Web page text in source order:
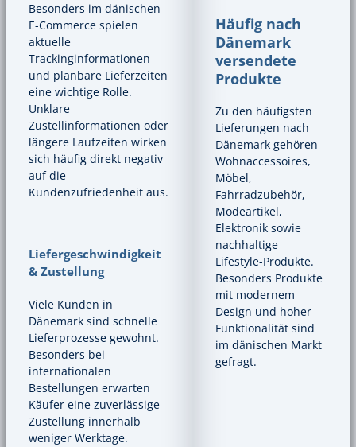
Besonders im dänischen
E-Commerce spielen
aktuelle
Trackinginformationen
und planbare Lieferzeiten
eine wichtige Rolle.
Unklare
Zustellinformationen oder
längere Laufzeiten wirken
sich häufig direkt negativ
auf die
Kundenzufriedenheit aus.
Liefergeschwindigkeit
& Zustellung
Viele Kunden in
Dänemark sind schnelle
Lieferprozesse gewohnt.
Besonders bei
internationalen
Bestellungen erwarten
Käufer eine zuverlässige
Zustellung innerhalb
weniger Werktage.
Häufig nach
Dänemark
versendete
Produkte
Zu den häufigsten
Lieferungen nach
Dänemark gehören
Wohnaccessoires,
Möbel,
Fahrradzubehör,
Modeartikel,
Elektronik sowie
nachhaltige
Lifestyle-Produkte.
Besonders Produkte
mit modernem
Design und hoher
Funktionalität sind
im dänischen Markt
gefragt.